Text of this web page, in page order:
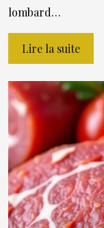
lombard…
Lire la suite